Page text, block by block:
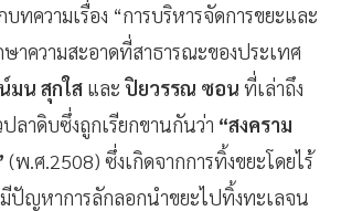
ทความเรื่อง “การบริหารจัดการขยะและ
ษาความสะอาดที่สาธารณะของประเทศ
มน สุกใส และ ปิยวรรณ ซอน ที่เล่าถึง
ปลาดิบซึ่งถูกเรียกขานกันว่า “สงคราม
(พ.ศ.2508) ซึ่งเกิดจากการทิ้งขยะโดยไร้
มีปัญหาการลักลอกนำขยะไปทิ้งทะเลจน